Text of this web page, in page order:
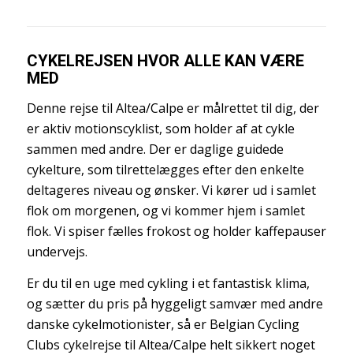
CYKELREJSEN HVOR ALLE KAN VÆRE
MED
Denne rejse til Altea/Calpe er målrettet til dig, der
er aktiv motionscyklist, som holder af at cykle
sammen med andre. Der er daglige guidede
cykelture, som tilrettelægges efter den enkelte
deltageres niveau og ønsker. Vi kører ud i samlet
flok om morgenen, og vi kommer hjem i samlet
flok. Vi spiser fælles frokost og holder kaffepauser
undervejs.
Er du til en uge med cykling i et fantastisk klima,
og sætter du pris på hyggeligt samvær med andre
danske cykelmotionister, så er Belgian Cycling
Clubs cykelrejse til Altea/Calpe helt sikkert noget